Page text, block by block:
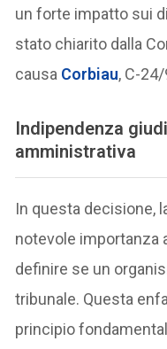
un forte impatto sui
stato chiarito dalla
causa Corbiau, C-
Indipendenza
amministrativa
In questa decisione,
notevole importanza
definire se un
tribunale. Questa
principio